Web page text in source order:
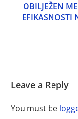
OBILJEŽEN
EFIKASNOSTI
Leave a Reply
You must be